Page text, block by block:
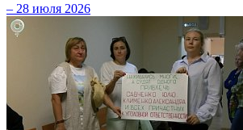
– 28 июля 2026